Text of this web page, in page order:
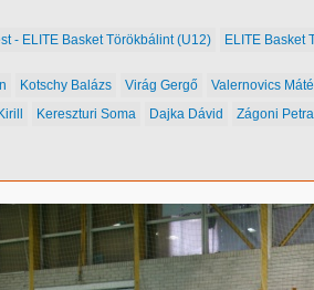
- ELITE Basket Törökbálint (U12) ELITE Basket
Kotschy Balázs Virág Gergő
Valernovics Máté
Kereszturi Soma Dajka Dávid Zágoni Petra